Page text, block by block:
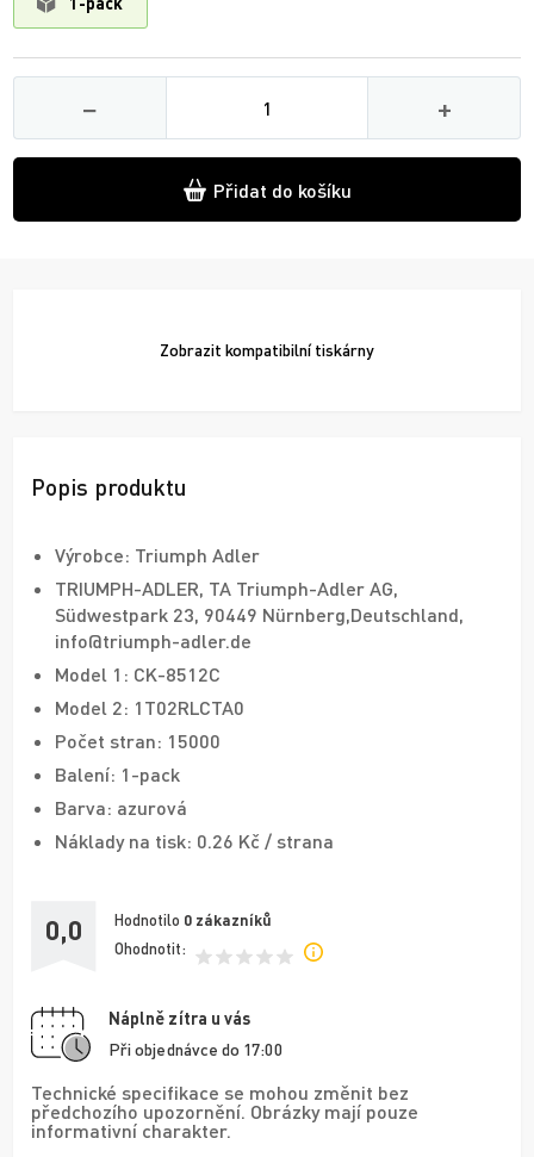
−
Množství
+
Přidat do košíku
Zobrazit kompatibilní tiskárny
Popis produktu
Výrobce: Triumph Adler
TRIUMPH-ADLER, TA Triumph-Adler AG,
Südwestpark 23, 90449 Nürnberg,Deutschland,
info@triumph-adler.de
Model 1: CK-8512C
Model 2: 1T02RLCTA0
Počet stran: 15000
Balení: 1-pack
Barva: azurová
Náklady na tisk: 0.26 Kč / strana
0,0 Hodnotilo 0 zákazníků
Ohodnotit:
Náplně zítra u vás
Při objednávce do 17:00
Technické specifikace se mohou změnit bez
předchozího upozornění. Obrázky mají pouze
informativní charakter.